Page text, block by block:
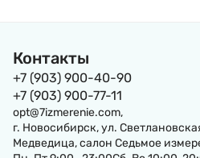
Контакты
+7 (903) 900-40-90
+7 (903) 900-77-11
opt@7izmerenie.com,
г. Новосибирск, ул.
Медведица, салон Седьмое